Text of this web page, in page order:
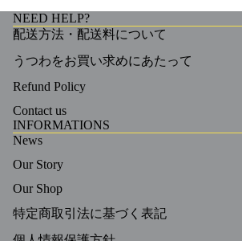
NEED HELP?
配送方法・配送料について
うつわをお買い求めにあたって
Refund Policy
Contact us
INFORMATIONS
News
Our Story
Our Shop
特定商取引法に基づく表記